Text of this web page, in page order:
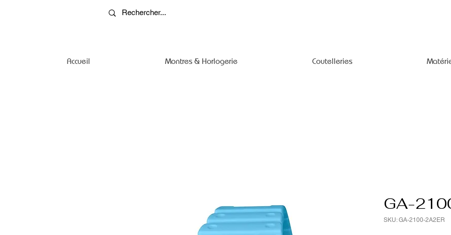
Accueil Montres & Horlogerie Coutelleries
GA-
SKU: GA-2100-2A2ER